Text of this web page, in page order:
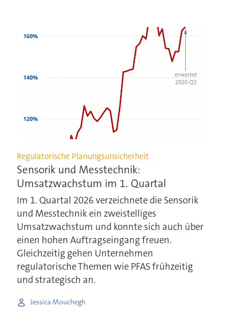
Regulatorische Planungsunsicherheit
Sensorik und Messtechnik:
Umsatzwachstum im 1. Quartal
Im 1. Quartal 2026 verzeichnete die Sensorik
und Messtechnik ein zweistelliges
Umsatzwachstum und konnte sich auch über
einen hohen Auftragseingang freuen.
Gleichzeitig gehen Unternehmen
regulatorische Themen wie PFAS frühzeitig
und strategisch an.
Jessica Mouchegh